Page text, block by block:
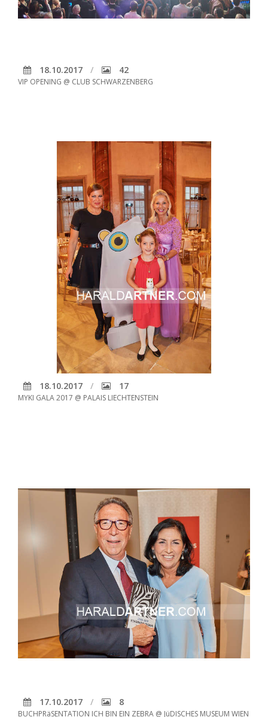
18.10.2017 42
VIP OPENING @ CLUB SCHWARZENBERG
18.10.2017 17
MYKI GALA 2017 @ PALAIS LIECHTENSTEIN
17.10.2017 8
BUCHPRäSENTATION ICH BIN EIN ZEBRA @ JüDISCHES MUSEUM WIEN